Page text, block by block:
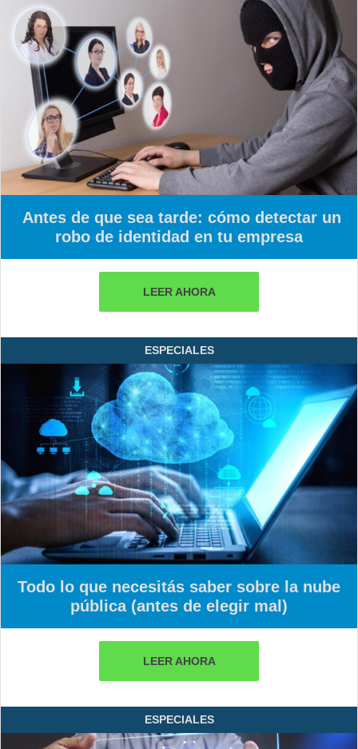
Antes de que sea tarde: cómo detectar un
robo de identidad en tu empresa
LEER AHORA
ESPECIALES
Todo lo que necesitás saber sobre la nube
pública (antes de elegir mal)
LEER AHORA
ESPECIALES